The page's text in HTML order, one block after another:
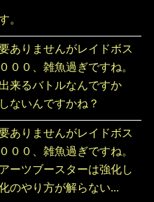
。
ありませんがレイドボス
００、雑魚過ぎですね。
来るバトルなんですか
ないんですかね？
ありませんがレイドボス
００、雑魚過ぎですね。
ーツブースターは強化し
のやり方が解らない...